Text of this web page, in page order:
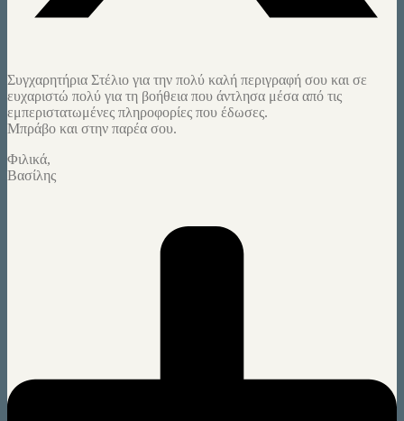
Συγχαρητήρια Στέλιο για την πολύ καλή περιγραφή σου και σε
ευχαριστώ πολύ για τη βοήθεια που άντλησα μέσα από τις
εμπεριστατωμένες πληροφορίες που έδωσες.
Μπράβο και στην παρέα σου.
Φιλικά,
Βασίλης